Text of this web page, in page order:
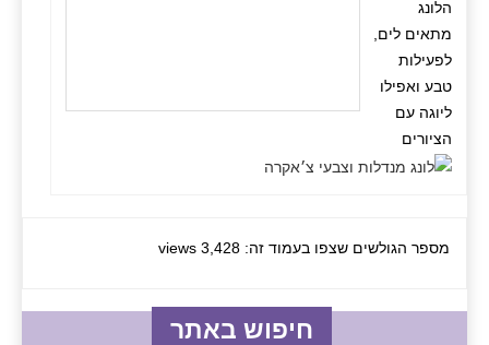
הלונג
מתאים לים,
לפעילות
טבע ואפילו
ליוגה עם
הציורים
מספר הגולשים שצפו בעמוד זה: 3,428 views
חיפוש באתר